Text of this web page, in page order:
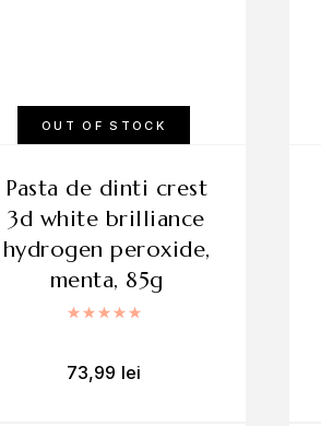
OUT OF STOCK
pasta de dinti crest
3d white brilliance
hydrogen peroxide,
menta, 85g
Evaluat la
73,99 lei